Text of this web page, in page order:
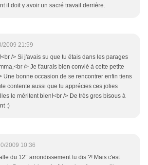
il doit y avoir un sacré travail derrière.
2009 21:59
/> Si j'avais su que tu étais dans les parages
/> Je t'aurais bien convié à cette petite
Une bonne occasion de se rencontrer enfin tiens
contente aussi que tu apprécies ces jolies
le méritent bien!<br /> De très gros bisous à
:)
2009 10:36
du 12° arrondissement tu dis ?! Mais c'est